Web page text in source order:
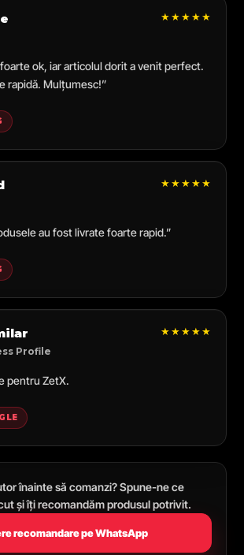
★★★★★
ok, iar articolul dorit a venit perfect.
rapidă. Mulțumesc!”
★★★★★
au fost livrate foarte rapid.”
Profile
★★★★★
pentru ZetX.
înainte să comanzi? Spune-ne ce
și îți recomandăm produsul potrivit.
recomandare pe WhatsApp